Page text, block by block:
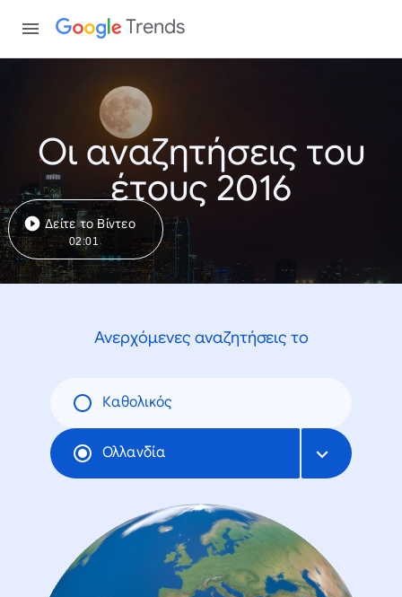
Trends
Οι αναζητήσεις του
έτους 2016
Δείτε το Βίντεο
02:01
Ανερχόμενες αναζητήσεις το
Καθολικός
Ολλανδία